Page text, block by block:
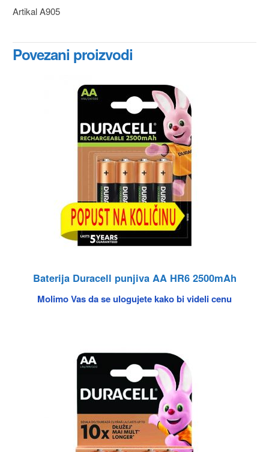
Artikal A905
Povezani proizvodi
Baterija Duracell punjiva AA HR6 2500mAh
Molimo Vas da se ulogujete kako bi videli cenu